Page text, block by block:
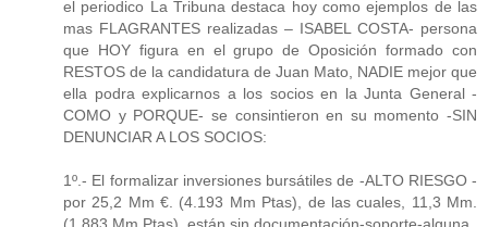
el periodico La Tribuna destaca hoy como ejemplos de las
mas FLAGRANTES realizadas – ISABEL COSTA- persona
que HOY figura en el grupo de Oposición formado con
RESTOS de la candidatura de Juan Mato, NADIE mejor que
ella podra explicarnos a los socios en la Junta General -
COMO y PORQUE- se consintieron en su momento -SIN
DENUNCIAR A LOS SOCIOS:
1º.- El formalizar inversiones bursátiles de -ALTO RIESGO -
por 25,2 Mm €. (4.193 Mm Ptas), de las cuales, 11,3 Mm.
(1.883 Mm Ptas), están sin documentación-soporte-alguna.